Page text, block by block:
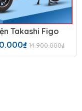
Takashi Figo
14.900.000₫